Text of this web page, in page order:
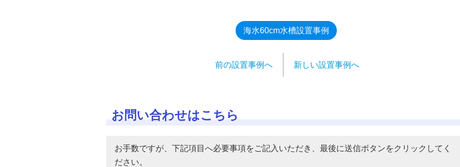
海水60cm水槽設置事例
前の設置事例へ 新しい設置事例へ
お問い合わせはこちら
お手数ですが、下記項目へ必要事項をご記入いただき、最後に送信ボタンをクリックしてく
ださい。